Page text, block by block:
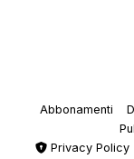
Abbonamenti
Privacy Policy